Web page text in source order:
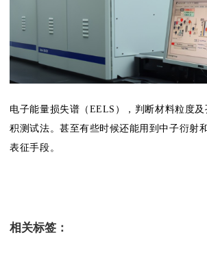
电子能量损失谱（EELS），判断材料粒度
积测试法。甚至有些时候还能用到中子衍射
表征手段。
相关标签：